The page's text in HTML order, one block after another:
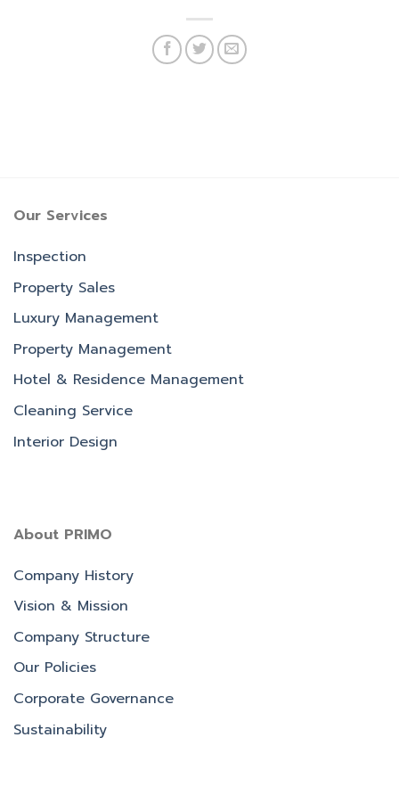
Our Services
Inspection
Property Sales
Luxury Management
Property Management
Hotel & Residence Management
Cleaning Service
Interior Design
About PRIMO
Company History
Vision & Mission
Company Structure
Our Policies
Corporate Governance
Sustainability